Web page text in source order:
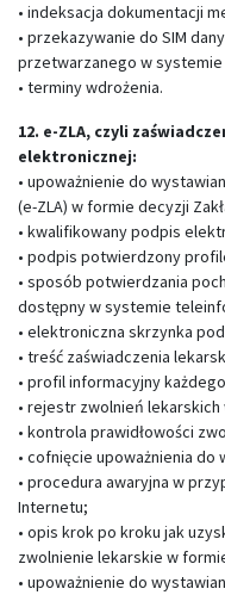
• indeksacja dokumentacji
• przekazywanie do SIM
przetwarzanego w
• terminy wdrożenia.
12. e-ZLA, czyli
elektronicznej:
• upoważnienie do
(e-ZLA) w formie decyzji
• kwalifikowany podpis
• podpis potwierdzony
• sposób potwierdzania
dostępny w systemie
• elektroniczna skrzynka
• treść zaświadczenia
• profil informacyjny
• rejestr zwolnień lekarskich
• kontrola prawidłowości
• cofnięcie upoważnienia
• procedura awaryjna w
Internetu;
• opis krok po kroku jak
zwolnienie lekarskie w
• upoważnienie do